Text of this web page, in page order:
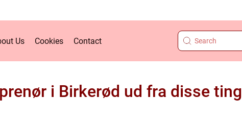
Us Cookies Contact
i Birkerød ud fra disse ting